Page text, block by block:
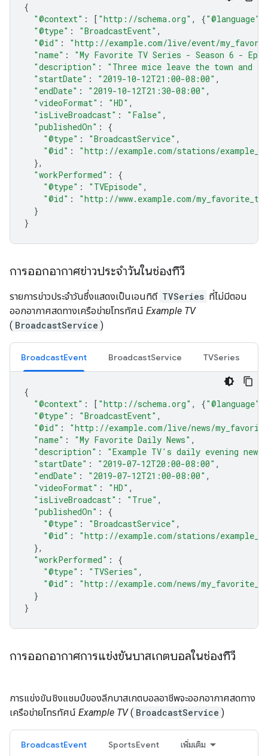
{
"@context" : [ "http://schema.org" , {"@language"
"@type" : "BroadcastEvent" ,
"@id" :
"http://example.com/live/event/
"name" :
"My Favorite TV Series - Season 6 -
"description" :
"Three mice leave the town and
"startDate" : "2019-10-12T21:00-08:00" ,
"endDate" : "2019-10-12T21:30-08:00" ,
"videoFormat" : "HD" ,
"isLiveBroadcast" : "False" ,
"publishedOn" :
{
"@type" : "BroadcastService" ,
"@id" :
"http://example.com/stations/
},
"workPerformed" :
{
"@type" : "TVEpisode" ,
"@id" :
"http://www.example.com/
}
}
การออกอากาศข่าวประจำวันในช่องทีวี
รายการข่าวประจำวันซึ่งแสดงเป็นเอนทิตี TVSeries ที่ไม่มีตอน
ออกอากาศสดทางเครือข่ายโทรทัศน์ Example TV
( BroadcastService )
BroadcastEvent BroadcastService TVSeries
{
"@context" : [ "http://schema.org" , {"@language"
"@type" : "BroadcastEvent" ,
"@id" :
"http://example.com/live/news/
"name" : "My Favorite Daily News" ,
"description" :
"Example TV's daily evening news
"startDate" : "2019-07-12T20:00-08:00" ,
"endDate" : "2019-07-12T21:00-08:00" ,
"videoFormat" : "HD" ,
"isLiveBroadcast" : "True" ,
"publishedOn" :
{
"@type" : "BroadcastService" ,
"@id" :
"http://example.com/stations/
},
"workPerformed" :
{
"@type" : "TVSeries" ,
"@id" :
"http://example.com/news/
}
}
การออกอากาศการแข่งขันบาสเกตบอลในช่องทีวี
การแข่งขันชิงแชมป์ของลีกบาสเกตบอลอาชีพจะออกอากาศสดทาง
เครือข่ายโทรทัศน์ Example TV( BroadcastService )
BroadcastEvent SportsEvent เพิ่มเติม